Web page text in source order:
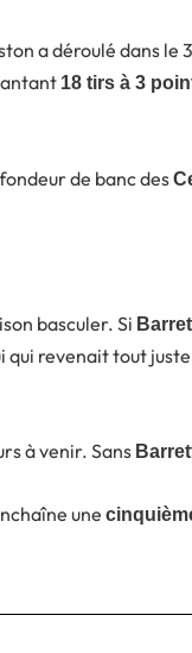
a déroulé dans le
18 tirs à 3
de banc des
basculer. Si
revenait tout juste
à venir. Sans
une